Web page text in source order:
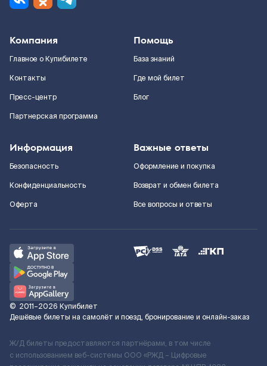
Компания
Главное о Купибилете
Контакты
Пресс-центр
Партнерская программа
Помощь
База знаний
Где мой билет
Блог
Информация
Безопасность
Конфиденциальность
Оферта
Важные ответы
Оформление и покупка
Возврат и обмен билета
Все вопросы и ответы
© 2011–2026 Купибилет
Дешёвые билеты на самолёт и поезд, бронирование и онлайн-заказ
Ж/Д билеты предоставляются партнёрами, в том числе
с использованием веб-системы ООО «РЖД – Цифровые